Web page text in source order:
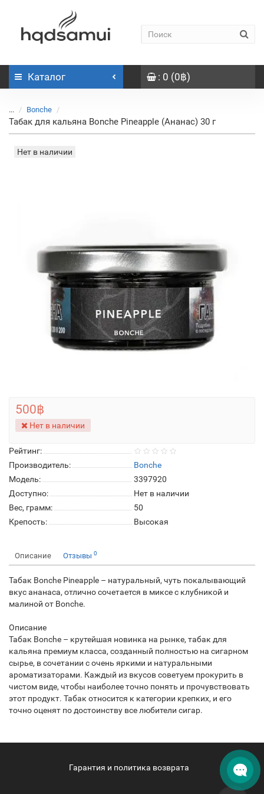
Каталог : 0 (0฿)
... Bonche
Табак для кальяна Bonche Pineapple (Ананас) 30 г
Нет в наличии
Рейтинг:
Производитель:
Bonche
Модель:
3397920
Доступно:
Нет в наличии
Вес, грамм:
50
Крепость:
Высокая
500฿
Нет в наличии
Описание Отзывы 0
Табак Bonche Pineapple – натуральный, чуть покалывающий
вкус ананаса, отлично сочетается в миксе с клубникой и
малиной от Bonche.
Описание
Табак Bonche – крутейшая новинка на рынке, табак для
кальяна премиум класса, созданный полностью на сигарном
сырье, в сочетании с очень яркими и натуральными
ароматизаторами. Каждый из вкусов советуем прокурить в
чистом виде, чтобы наиболее точно понять и прочувствовать
этот продукт. Табак относится к категории крепких, и его
точно оценят по достоинству все любители сигар.
Гарантия и политика возврата